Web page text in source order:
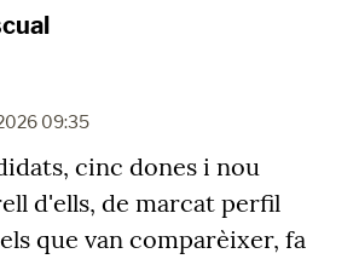
09:35
cinc dones i nou
d'ells, de marcat perfil
que van comparèixer, fa